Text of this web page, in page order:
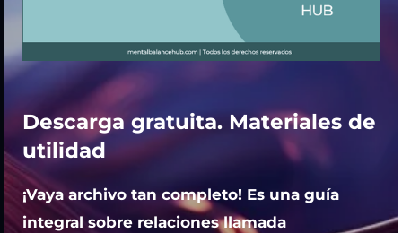
Descarga gratuita. Materiales de
utilidad
¡Vaya archivo tan completo! Es una guía
integral sobre relacionesllamada